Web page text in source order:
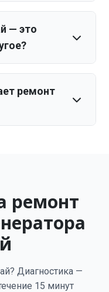
— это
ремонт
ремонт
Диагностика —
15 минут